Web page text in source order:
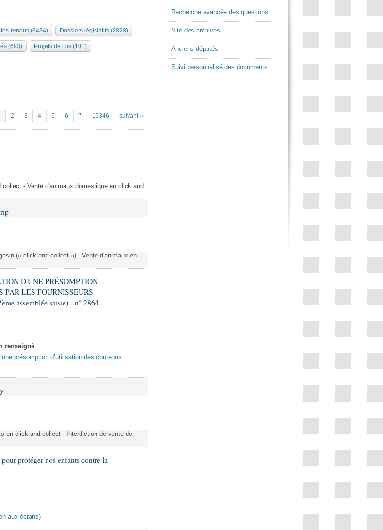
rendus (3434) Dossiers législatifs (2828)
(693) Projets de lois (101)
2 3 4 5 6 7 15346 suivant »
- Vente d'animaux domestique en click and
(« click and collect ») - Vente d'animaux en
D'UNE PRÉSOMPTION
LES FOURNISSEURS
assemblée saisie) - n° 2864
renseigné
présomption d’utilisation des contenus
en click and collect - Interdiction de vente de
protéger nos enfants contre la
aux écrans)
Recherche avancée des questions
Site des archives
Anciens députés
Suivi personnalisé des documents